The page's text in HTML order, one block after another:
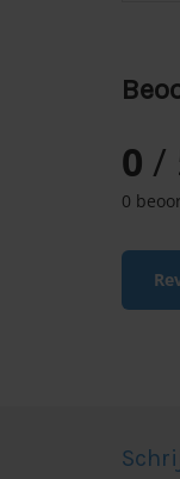
0 /
0